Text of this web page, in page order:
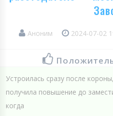
Аноним 2024-07-02
Устроилась сразу после
получила повышение до
когда